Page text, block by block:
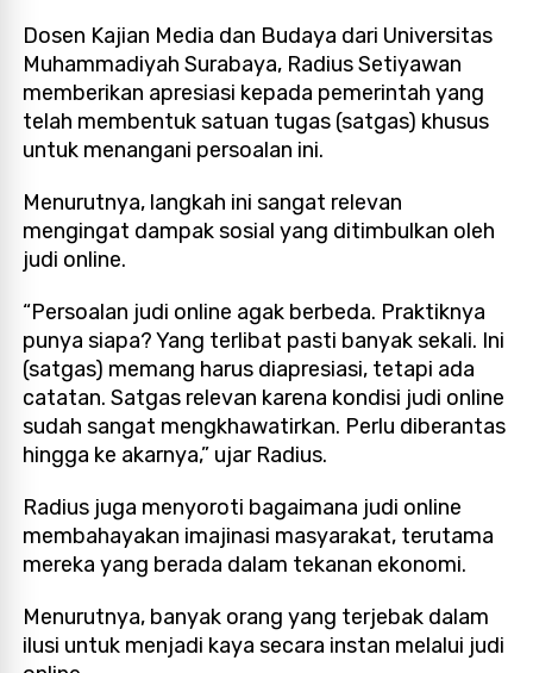
Dosen Kajian Media dan Budaya dari Universitas
Muhammadiyah Surabaya, Radius Setiyawan
memberikan apresiasi kepada pemerintah yang
telah membentuk satuan tugas (satgas) khusus
untuk menangani persoalan ini.
Menurutnya, langkah ini sangat relevan
mengingat dampak sosial yang ditimbulkan oleh
judi online.
“Persoalan judi online agak berbeda. Praktiknya
punya siapa? Yang terlibat pasti banyak sekali. Ini
(satgas) memang harus diapresiasi, tetapi ada
catatan. Satgas relevan karena kondisi judi online
sudah sangat mengkhawatirkan. Perlu diberantas
hingga ke akarnya,” ujar Radius.
Radius juga menyoroti bagaimana judi online
membahayakan imajinasi masyarakat, terutama
mereka yang berada dalam tekanan ekonomi.
Menurutnya, banyak orang yang terjebak dalam
ilusi untuk menjadi kaya secara instan melalui judi